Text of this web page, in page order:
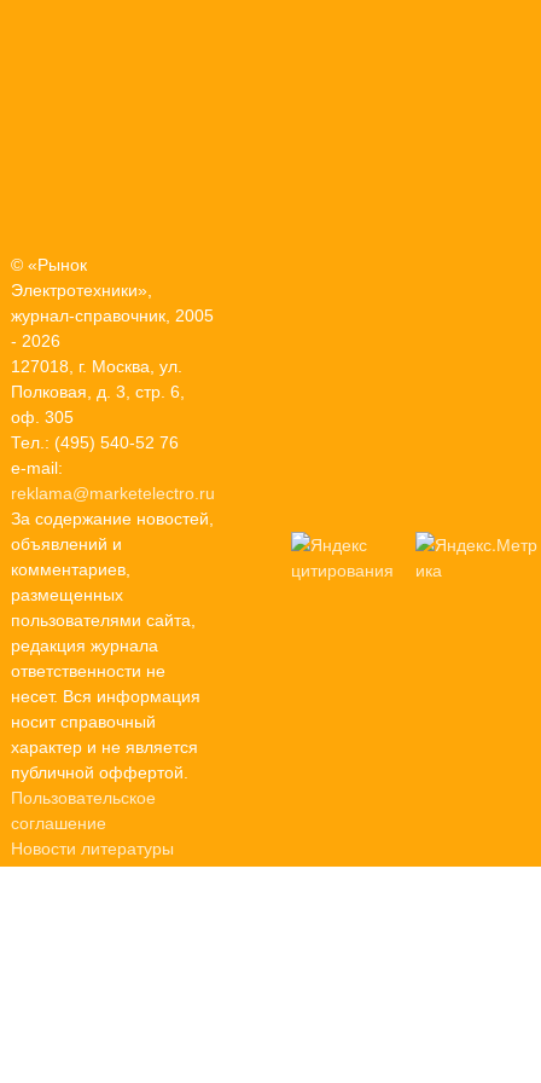
© «Рынок
Электротехники»,
журнал-справочник, 2005
- 2026
127018, г. Москва, ул.
Полковая, д. 3, стр. 6,
оф. 305
Тел.: (495) 540-52 76
e-mail:
reklama@marketelectro.ru
За содержание новостей,
объявлений и
комментариев,
размещенных
пользователями сайта,
редакция журнала
ответственности не
несет. Вся информация
носит справочный
характер и не является
публичной оффертой.
Пользовательское
соглашение
Новости литературы